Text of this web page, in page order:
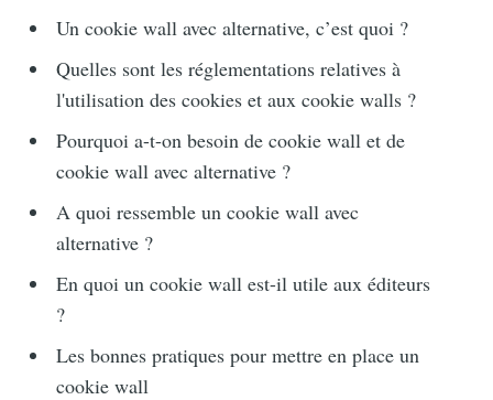
Un cookie wall avec alternative, c’est quoi ?
Quelles sont les réglementations relatives à
l'utilisation des cookies et aux cookie walls ?
Pourquoi a-t-on besoin de cookie wall et de
cookie wall avec alternative ?
A quoi ressemble un cookie wall avec
alternative ?
En quoi un cookie wall est-il utile aux éditeurs
?
Les bonnes pratiques pour mettre en place un
cookie wall